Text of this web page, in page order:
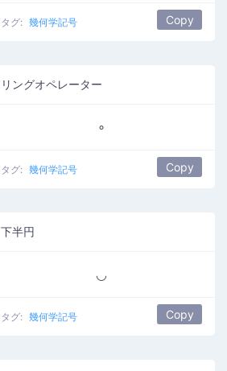
タグ: 幾何学記号 Copy
リングオペレーター
∘
タグ: 幾何学記号 Copy
下半円
◡
タグ: 幾何学記号 Copy